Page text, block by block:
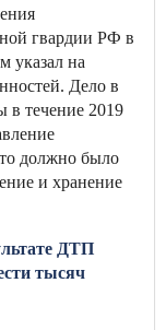
гвардии РФ в
указал на
Дело в
в течение 2019
должно было
и хранение
ДТП
тысяч